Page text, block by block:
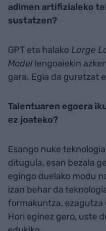
adimen artifizialeko
sustatzen?
GPT eta halako Large
Model lengoaiekin
gara. Egia da guretzat
Talentuaren egoera
ez joateko?
Esango nuke
ditugula, esan bezala
egingo duelako modu
izan behar da
formakuntza, ezagutza
Hori eginez gero, uste